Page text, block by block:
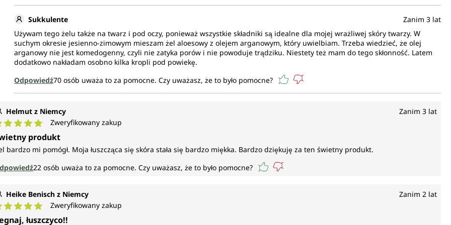
Sukkulente
Zanim 3 lat
Używam tego żelu także na twarz i pod oczy, ponieważ wszystkie składniki są idealne dla mojej wrażliwej skóry twarzy. W
suchym okresie jesienno-zimowym mieszam żel aloesowy z olejem arganowym, który uwielbiam. Trzeba wiedzieć, że olej
arganowy nie jest komedogenny, czyli nie zatyka porów i nie powoduje trądziku. Niestety też mam do tego skłonność. Latem
dodatkowo nakładam osobno kilka kropli pod powiekę.
Odpowiedź70 osób uważa to za pomocne. Czy uważasz, że to było pomocne?
Helmut z Niemcy Zanim 3 lat
ocena 5 z 5 gwiazdek
Zweryfikowany zakup
produkt
bardzo mi pomógł. Moja łuszcząca się skóra stała się bardzo miękka. Bardzo dziękuję za ten świetny produkt.
22 osób uważa to za pomocne. Czy uważasz, że to było pomocne?
Heike Benisch z Niemcy Zanim 2 lat
ocena 5 z 5 gwiazdek
Zweryfikowany zakup
łuszczyco!!